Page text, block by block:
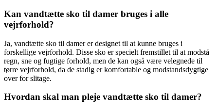
Kan vandtætte sko til damer bruges i alle
vejrforhold?
Ja, vandtætte sko til damer er designet til at kunne bruges i
forskellige vejrforhold. Disse sko er specielt fremstillet til at modstå
regn, sne og fugtige forhold, men de kan også være velegnede til
tørre vejrforhold, da de stadig er komfortable og modstandsdygtige
over for slitage.
Hvordan skal man pleje vandtætte sko til damer?